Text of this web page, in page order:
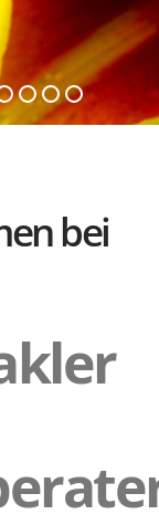
bei